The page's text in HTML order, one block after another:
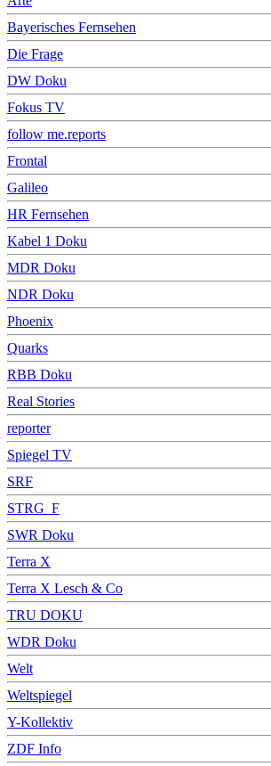
Bayerisches Fernsehen
Die Frage
DW Doku
Fokus TV
follow me.reports
Frontal
Galileo
HR Fernsehen
Kabel 1 Doku
MDR Doku
NDR Doku
Phoenix
Quarks
RBB Doku
Real Stories
reporter
Spiegel TV
SRF
STRG_F
SWR Doku
Terra X
Terra X Lesch & Co
TRU DOKU
WDR Doku
Welt
Weltspiegel
Y-Kollektiv
ZDF Info